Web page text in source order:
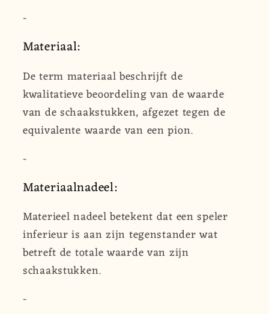
-
Materiaal:
De term materiaal beschrijft de
kwalitatieve beoordeling van de waarde
van de schaakstukken, afgezet tegen de
equivalente waarde van een pion.
-
Materiaalnadeel:
Materieel nadeel betekent dat een speler
inferieur is aan zijn tegenstander wat
betreft de totale waarde van zijn
schaakstukken.
-